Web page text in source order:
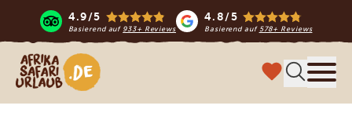
4.9/5
Basierend auf 933+ Reviews
4.8/5
Basierend auf 578+ Reviews
Afrika Safari Urlaub